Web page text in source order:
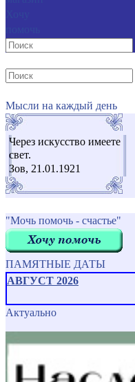
Мысли на каждый день
Через искусство имеете
свет.
Зов, 21.01.1921
"Мочь помочь - счастье"
ПАМЯТНЫЕ ДАТЫ
АВГУСТ 2026
Актуально